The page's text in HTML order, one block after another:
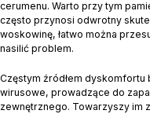
cerumenu. Warto przy tym
często przynosi odwrotny
woskowinę, łatwo można
nasilić problem.
Częstym źródłem
wirusowe, prowadzące do
zewnętrznego. Towarzyszy im